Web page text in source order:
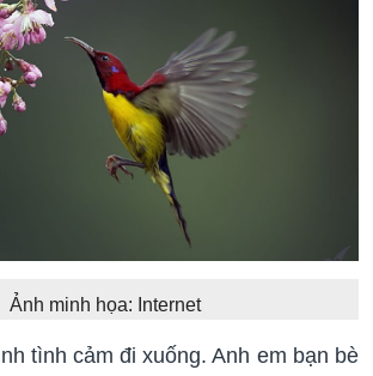
Ảnh minh họa: Internet
tình cảm đi xuống. Anh em bạn bè